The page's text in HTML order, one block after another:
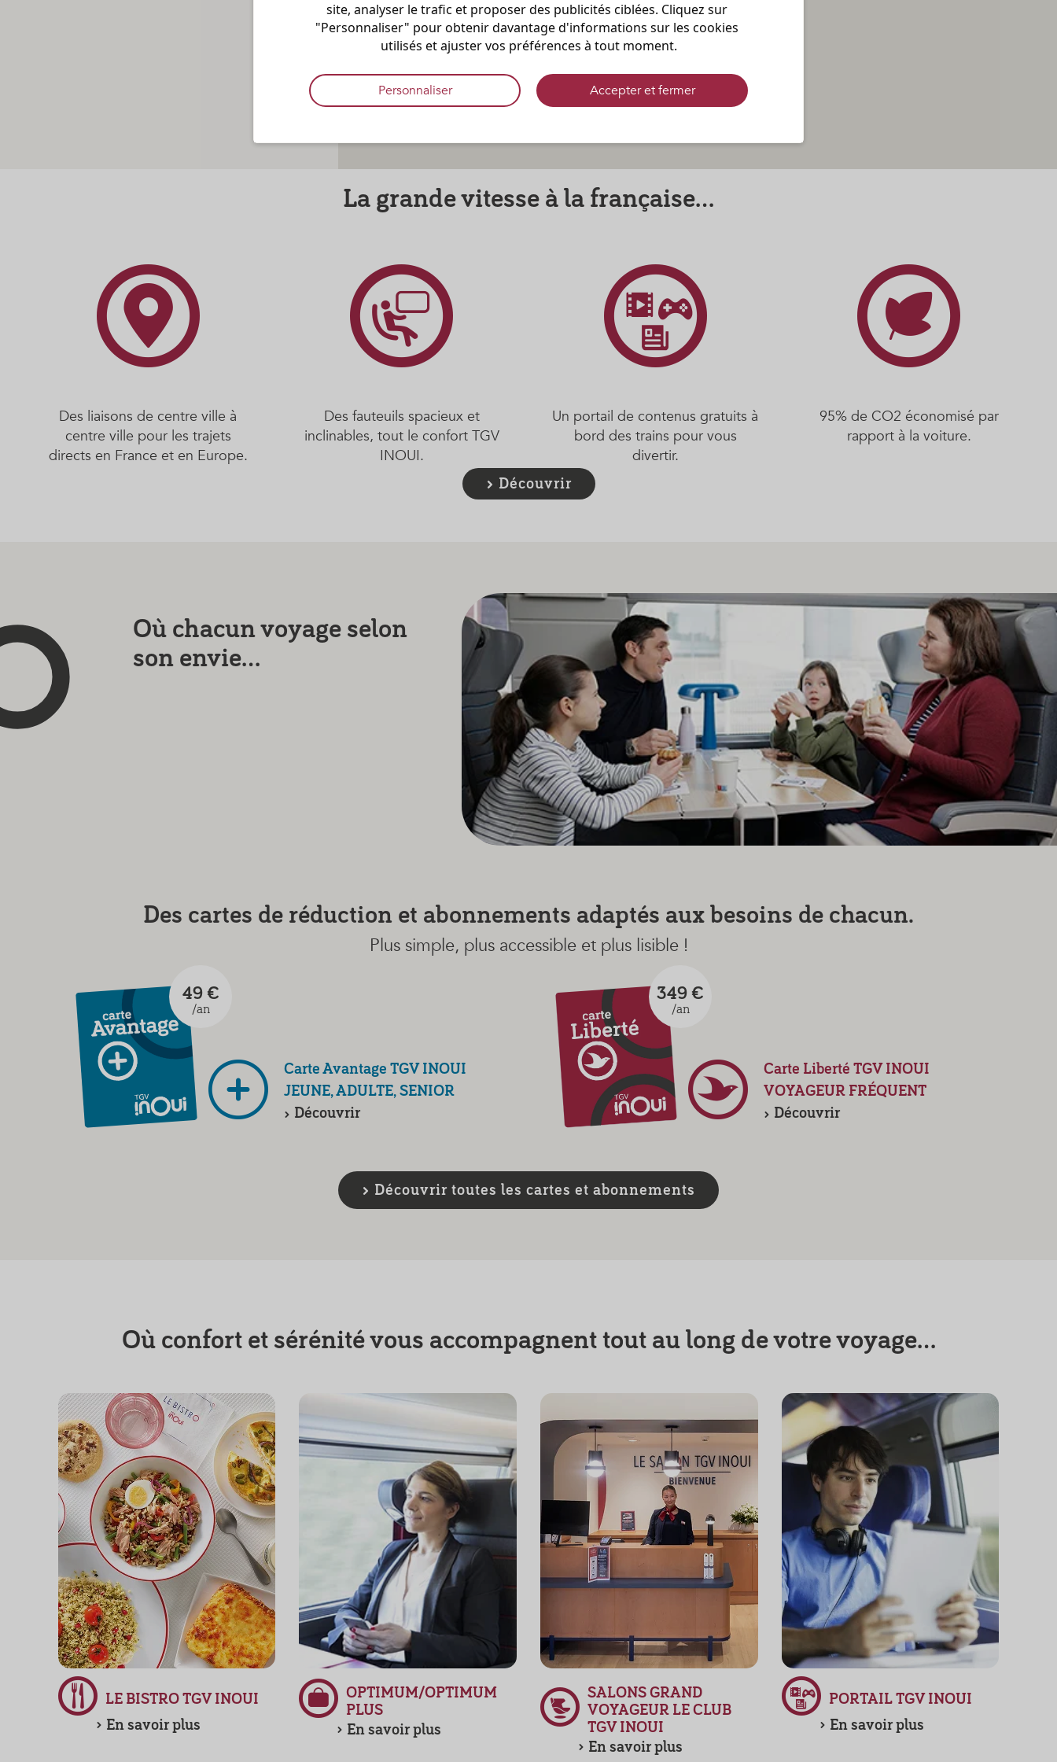
site, analyser le trafic et proposer des publicités ciblées. Cliquez sur
"Personnaliser" pour obtenir davantage d'informations sur les cookies
utilisés et ajuster vos préférences à tout moment.
Personnaliser Accepter et fermer
La grande vitesse à la française...
Des liaisons de centre ville à
centre ville pour les trajets
directs en France et en Europe.
Des fauteuils spacieux et
inclinables, tout le confort TGV
INOUI.
Un portail de contenus gratuits à
bord des trains pour vous
divertir.
95% de CO2 économisé par
rapport à la voiture.
Découvrir
Où chacun voyage selon
son envie...
Des cartes de réduction et abonnements adaptés aux besoins de chacun.
Plus simple, plus accessible et plus lisible !
49 €
/an
Carte Avantage TGV INOUI
JEUNE, ADULTE, SENIOR
Découvrir
349 €
/an
Carte Liberté TGV INOUI
VOYAGEUR FRÉQUENT
Découvrir
Découvrir toutes les cartes et abonnements
Où confort et sérénité vous accompagnent tout au long de votre voyage...
LE BISTRO TGV INOUI
En savoir plus
OPTIMUM/OPTIMUM
PLUS
En savoir plus
SALONS GRAND
VOYAGEUR LE CLUB
TGV INOUI
En savoir plus
PORTAIL TGV INOUI
En savoir plus